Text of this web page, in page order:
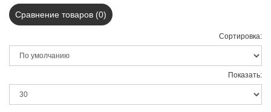
Сравнение товаров (0)
Сортировка:
Показать: